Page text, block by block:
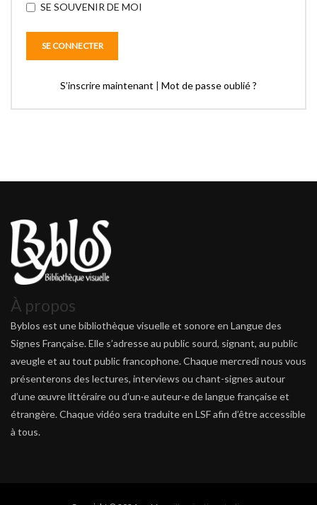
SE SOUVENIR DE MOI
S’inscrire maintenant | Mot de passe oublié ?
À propos
Byblos est une bibliothèque visuelle et sonore en Langue des
Signes Française. Elle s’adresse au public sourd, signant, au public
aveugle et au tout public francophone. Chaque mercredi nous vous
présenterons des lectures, interviews ou chant-signes autour
d’une œuvre littéraire ou d’un·e auteur·e de langue française et
étrangère. Chaque vidéo sera traduite en LSF afin d’être accessible
à tous.